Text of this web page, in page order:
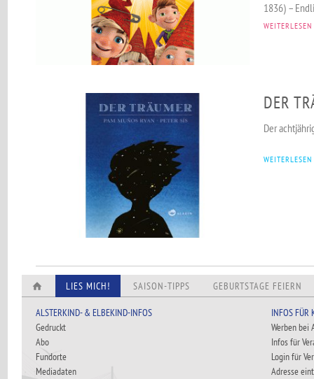
1836) –
WEITERLESEN
DER
Der
WEITERLESEN
LIES MICH! SAISON-TIPPS GEBURTSTAGE FEIERN
ALSTERKIND- & ELBEKIND-INFOS
Gedruckt
Abo
Fundorte
Mediadaten
INFOS FÜR
Werben bei
Infos für
Login für
Adresse